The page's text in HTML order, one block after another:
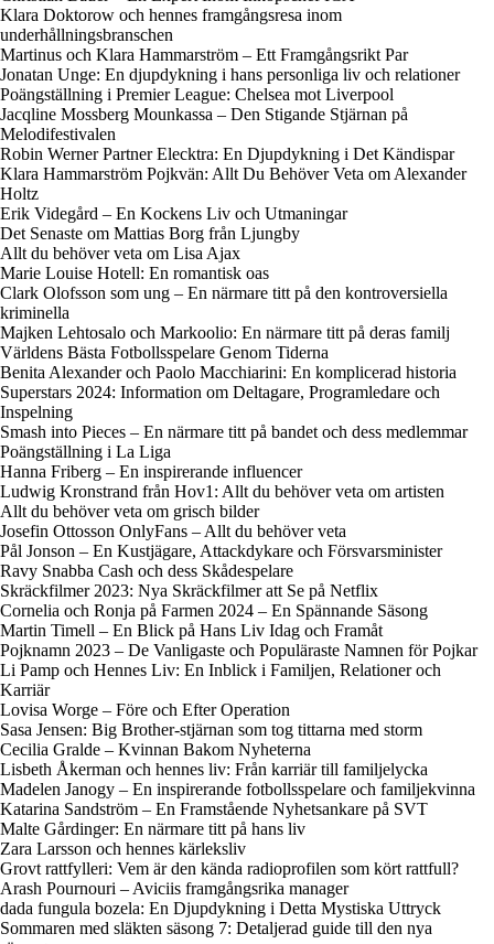
Klara Doktorow och hennes framgångsresa inom
underhållningsbranschen
Martinus och Klara Hammarström – Ett Framgångsrikt Par
Jonatan Unge: En djupdykning i hans personliga liv och relationer
Poängställning i Premier League: Chelsea mot Liverpool
Jacqline Mossberg Mounkassa – Den Stigande Stjärnan på
Melodifestivalen
Robin Werner Partner Elecktra: En Djupdykning i Det Kändispar
Klara Hammarström Pojkvän: Allt Du Behöver Veta om Alexander
Holtz
Erik Videgård – En Kockens Liv och Utmaningar
Det Senaste om Mattias Borg från Ljungby
Allt du behöver veta om Lisa Ajax
Marie Louise Hotell: En romantisk oas
Clark Olofsson som ung – En närmare titt på den kontroversiella
kriminella
Majken Lehtosalo och Markoolio: En närmare titt på deras familj
Världens Bästa Fotbollsspelare Genom Tiderna
Benita Alexander och Paolo Macchiarini: En komplicerad historia
Superstars 2024: Information om Deltagare, Programledare och
Inspelning
Smash into Pieces – En närmare titt på bandet och dess medlemmar
Poängställning i La Liga
Hanna Friberg – En inspirerande influencer
Ludwig Kronstrand från Hov1: Allt du behöver veta om artisten
Allt du behöver veta om grisch bilder
Josefin Ottosson OnlyFans – Allt du behöver veta
Pål Jonson – En Kustjägare, Attackdykare och Försvarsminister
Ravy Snabba Cash och dess Skådespelare
Skräckfilmer 2023: Nya Skräckfilmer att Se på Netflix
Cornelia och Ronja på Farmen 2024 – En Spännande Säsong
Martin Timell – En Blick på Hans Liv Idag och Framåt
Pojknamn 2023 – De Vanligaste och Populäraste Namnen för Pojkar
Li Pamp och Hennes Liv: En Inblick i Familjen, Relationer och
Karriär
Lovisa Worge – Före och Efter Operation
Sasa Jensen: Big Brother-stjärnan som tog tittarna med storm
Cecilia Gralde – Kvinnan Bakom Nyheterna
Lisbeth Åkerman och hennes liv: Från karriär till familjelycka
Madelen Janogy – En inspirerande fotbollsspelare och familjekvinna
Katarina Sandström – En Framstående Nyhetsankare på SVT
Malte Gårdinger: En närmare titt på hans liv
Zara Larsson och hennes kärleksliv
Grovt rattfylleri: Vem är den kända radioprofilen som kört rattfull?
Arash Pournouri – Aviciis framgångsrika manager
dada fungula bozela: En Djupdykning i Detta Mystiska Uttryck
Sommaren med släkten säsong 7: Detaljerad guide till den nya